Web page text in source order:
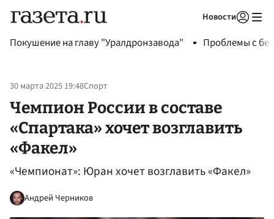
Новости
Покушение на главу "Уралдронзавода" Проблемы с
30 марта 2025 19:48Спорт
Чемпион России в составе
«Спартака» хочет возглавить
«Факел»
«Чемпионат»: Юран хочет возглавить «Факел»
Андрей Черников